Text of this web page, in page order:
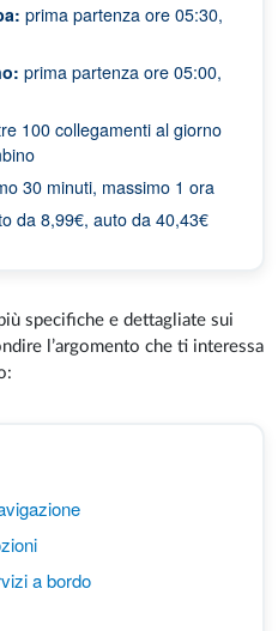
prima partenza ore 05:30,
prima partenza ore 05:00,
100 collegamenti al giorno
30 minuti, massimo 1 ora
da 8,99€, auto da 40,43€
specifiche e dettagliate sui
l’argomento che ti interessa
a bordo